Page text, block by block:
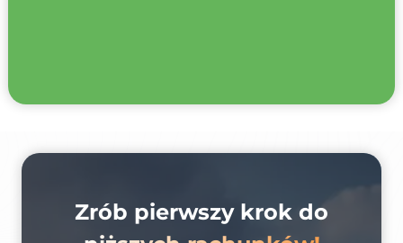
Zrób pierwszy krok do